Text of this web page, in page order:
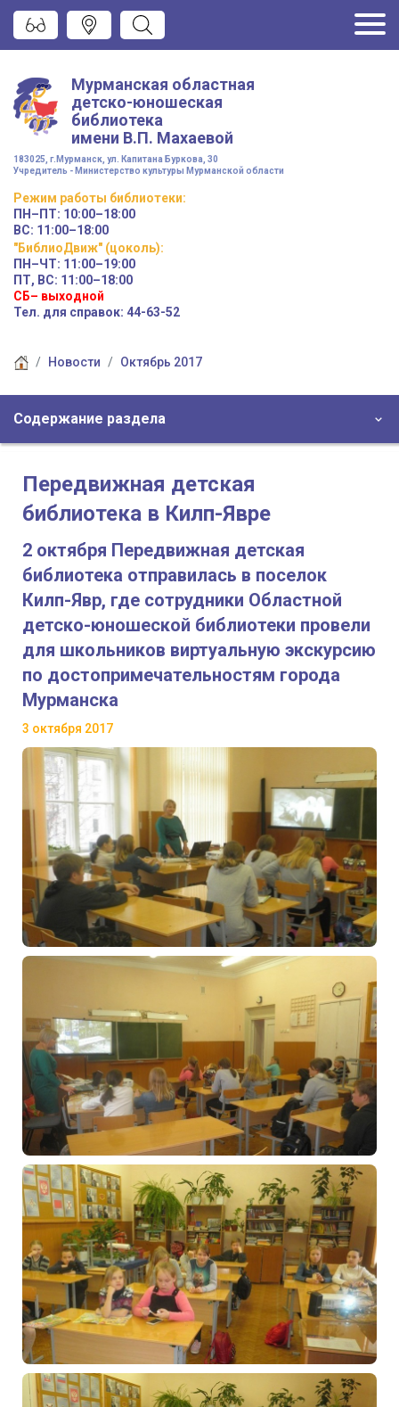
Мурманская областная
детско-юношеская
библиотека
имени В.П. Махаевой
183025, г.Мурманск, ул. Капитана Буркова, 30
Учредитель - Министерство культуры Мурманской области
Режим работы библиотеки:
ПН–ПТ: 10:00–18:00
ВС: 11:00–18:00
"БиблиоДвиж" (цоколь):
ПН–ЧТ: 11:00–19:00
ПТ, ВС: 11:00–18:00
СБ– выходной
Тел. для справок: 44-63-52
Новости Октябрь 2017
Содержание раздела
Передвижная детская
библиотека в Килп-Явре
2 октября Передвижная детская
библиотека отправилась в поселок
Килп-Явр, где сотрудники Областной
детско-юношеской библиотеки провели
для школьников виртуальную экскурсию
по достопримечательностям города
Мурманска
3 октября 2017